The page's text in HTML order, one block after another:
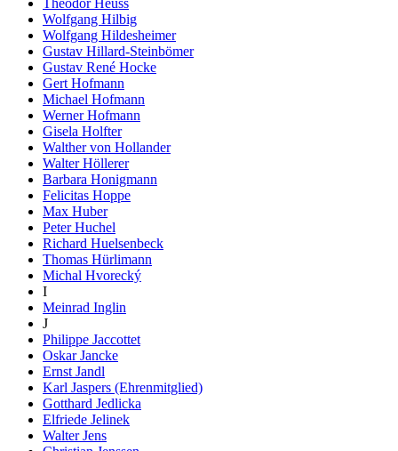
Wolfgang Hilbig
Wolfgang Hildesheimer
Gustav Hillard-Steinbömer
Gustav René Hocke
Gert Hofmann
Michael Hofmann
Werner Hofmann
Gisela Holfter
Walther von Hollander
Walter Höllerer
Barbara Honigmann
Felicitas Hoppe
Max Huber
Peter Huchel
Richard Huelsenbeck
Thomas Hürlimann
Michal Hvorecký
I
Meinrad Inglin
J
Philippe Jaccottet
Oskar Jancke
Ernst Jandl
Karl Jaspers (Ehrenmitglied)
Gotthard Jedlicka
Elfriede Jelinek
Walter Jens